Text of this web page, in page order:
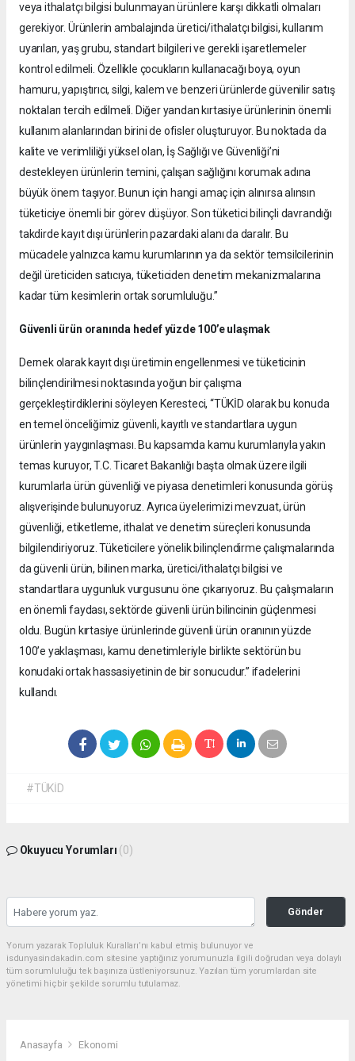
veya ithalatçı bilgisi bulunmayan ürünlere karşı dikkatli olmaları
gerekiyor. Ürünlerin ambalajında üretici/ithalatçı bilgisi, kullanım
uyarıları, yaş grubu, standart bilgileri ve gerekli işaretlemeler
kontrol edilmeli. Özellikle çocukların kullanacağı boya, oyun
hamuru, yapıştırıcı, silgi, kalem ve benzeri ürünlerde güvenilir satış
noktaları tercih edilmeli. Diğer yandan kırtasiye ürünlerinin önemli
kullanım alanlarından birini de ofisler oluşturuyor. Bu noktada da
kalite ve verimliliği yüksel olan, İş Sağlığı ve Güvenliği’ni
destekleyen ürünlerin temini, çalışan sağlığını korumak adına
büyük önem taşıyor. Bunun için hangi amaç için alınırsa alınsın
tüketiciye önemli bir görev düşüyor. Son tüketici bilinçli davrandığı
takdirde kayıt dışı ürünlerin pazardaki alanı da daralır. Bu
mücadele yalnızca kamu kurumlarının ya da sektör temsilcilerinin
değil üreticiden satıcıya, tüketiciden denetim mekanizmalarına
kadar tüm kesimlerin ortak sorumluluğu.”
Güvenli ürün oranında hedef yüzde 100’e ulaşmak
Dernek olarak kayıt dışı üretimin engellenmesi ve tüketicinin
bilinçlendirilmesi noktasında yoğun bir çalışma
gerçekleştirdiklerini söyleyen Keresteci, “TÜKİD olarak bu konuda
en temel önceliğimiz güvenli, kayıtlı ve standartlara uygun
ürünlerin yaygınlaşması. Bu kapsamda kamu kurumlarıyla yakın
temas kuruyor, T.C. Ticaret Bakanlığı başta olmak üzere ilgili
kurumlarla ürün güvenliği ve piyasa denetimleri konusunda görüş
alışverişinde bulunuyoruz. Ayrıca üyelerimizi mevzuat, ürün
güvenliği, etiketleme, ithalat ve denetim süreçleri konusunda
bilgilendiriyoruz. Tüketicilere yönelik bilinçlendirme çalışmalarında
da güvenli ürün, bilinen marka, üretici/ithalatçı bilgisi ve
standartlara uygunluk vurgusunu öne çıkarıyoruz. Bu çalışmaların
en önemli faydası, sektörde güvenli ürün bilincinin güçlenmesi
oldu. Bugün kırtasiye ürünlerinde güvenli ürün oranının yüzde
100’e yaklaşması, kamu denetimleriyle birlikte sektörün bu
konudaki ortak hassasiyetinin de bir sonucudur.” ifadelerini
kullandı.
#TÜKİD
Okuyucu Yorumları (0)
Gönder
Yorum yazarak Topluluk Kuralları’nı kabul etmiş bulunuyor ve
isdunyasindakadin.com sitesine yaptığınız yorumunuzla ilgili doğrudan veya dolaylı
tüm sorumluluğu tek başınıza üstleniyorsunuz. Yazılan tüm yorumlardan site
yönetimi hiçbir şekilde sorumlu tutulamaz.
Anasayfa Ekonomi